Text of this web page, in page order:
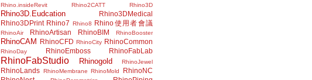
Rhino.insideRevit Rhino2CATT Rhino3D
Rhino3D.Eudcation
Rhino3DMedical
Rhino3DPrint Rhino7 Rhino8 Rhino使用者會議
RhinoAir RhinoArtisan RhinoBIM RhinoBooster
RhinoCAM RhinoCFD RhinoCity RhinoCommon
RhinoDay RhinoEmboss RhinoFabLab
RhinoFabStudio Rhinogold RhinoJewel
RhinoLands RhinoMembrane RhinoMold
RhinoNC